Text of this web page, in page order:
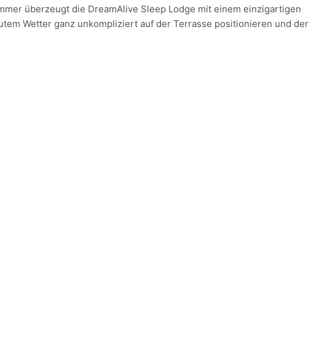
überzeugt die DreamAlive Sleep Lodge mit einem einzigartigen
Wetter ganz unkompliziert auf der Terrasse positionieren und der